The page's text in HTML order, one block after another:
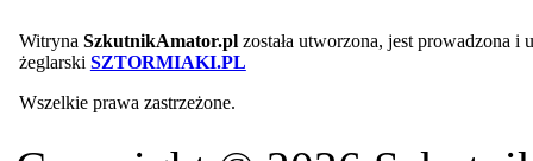
Witryna SzkutnikAmator.plzostała utworzona, jest prowadzona i
żeglarski SZTORMIAKI.PL
Wszelkie prawa zastrzeżone.